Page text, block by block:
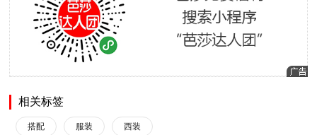
相关标签
搭配 服装 西装